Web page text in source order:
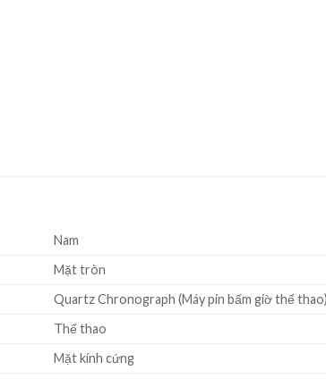
Nam
Mặt tròn
Quartz Chronograph (Máy pin bấm giờ thể thao)
Thể thao
Mặt kính cứng